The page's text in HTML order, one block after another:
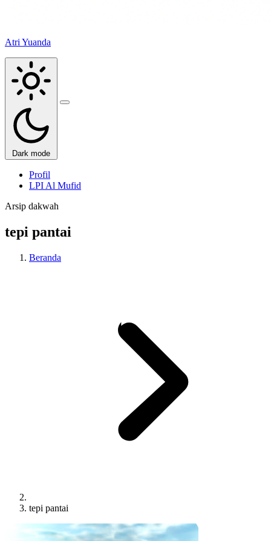
Atri Yuanda
Dark mode
Buka
Profil
LPI Al Mufid
Arsip dakwah
tepi pantai
Beranda
tepi pantai